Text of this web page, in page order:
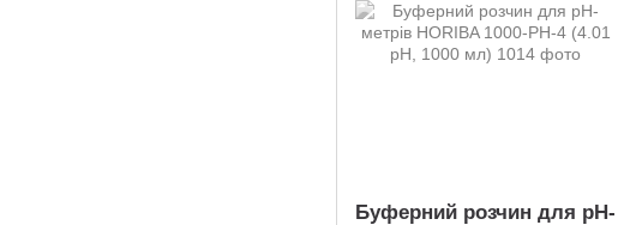
Буферний розчин для pH-